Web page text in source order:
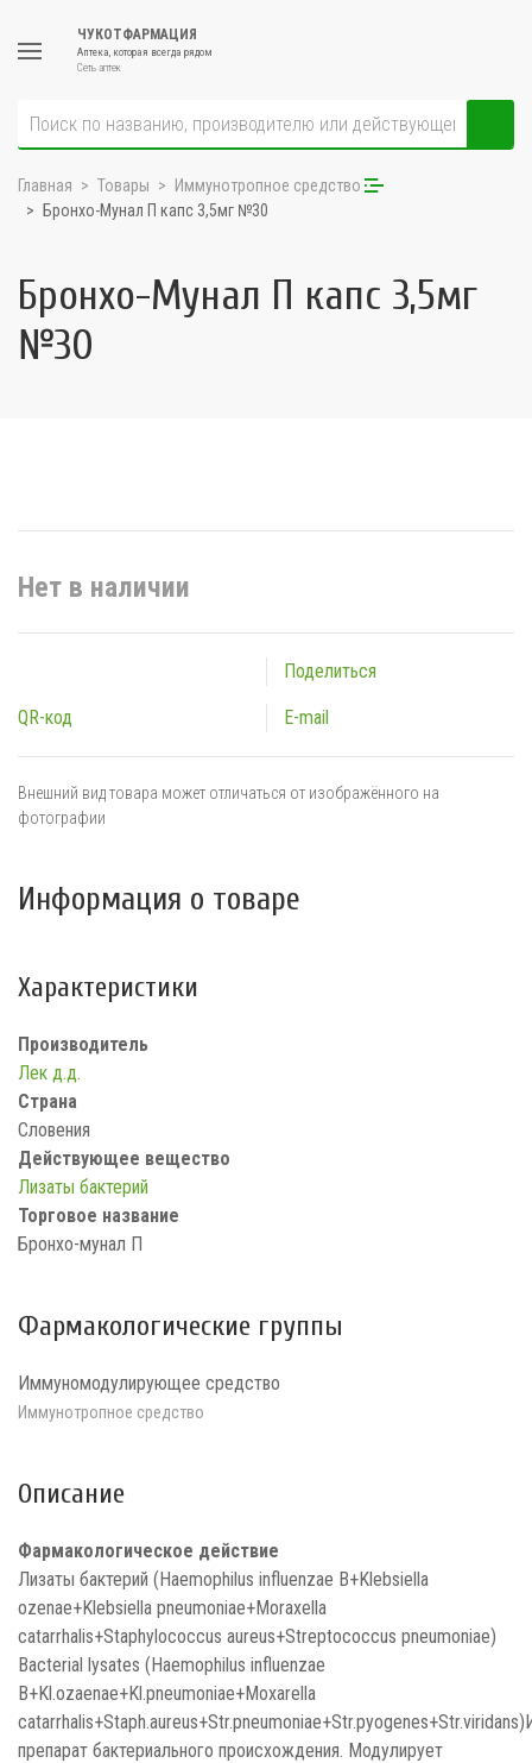
ЧУКОТФАРМАЦИЯ
Аптека, которая всегда рядом
Сеть аптек
Главная Товары
Иммунотропное средство
Бронхо-Мунал П капс 3,5мг №30
Бронхо-Мунал П капс 3,5мг
№30
Нет в наличии
Поделиться
QR-код E-mail
Внешний вид товара может отличаться от изображённого на
фотографии
Информация о товаре
Характеристики
Производитель
Лек д.д.
Страна
Словения
Действующее вещество
Лизаты бактерий
Торговое название
Бронхо-мунал П
Фармакологические группы
Иммуномодулирующее средство
Иммунотропное средство
Описание
Фармакологическое действие
Лизаты бактерий (Haemophilus influenzae B+Klebsiella
ozenae+Klebsiella pneumoniae+Moraxella
сatarrhalis+Staphylococcus aureus+Streptococcus pneumoniae)
Bacterial lysates (Haemophilus influenzae
B+Kl.ozaenae+Kl.pneumoniae+Moxarella
препарат бактериального происхождения. Модулирует